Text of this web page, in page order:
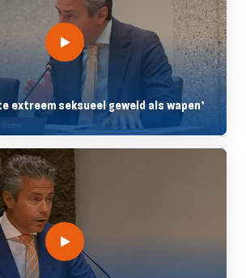
extreem seksueel geweld als wapen’